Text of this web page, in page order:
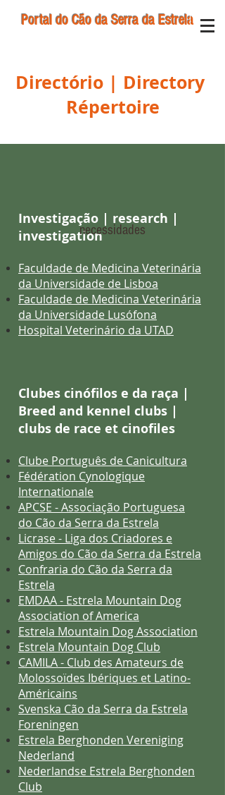
Portal do Cão da Serra da Estrela
Directório | Directory
Répertoire
Investigação | research |
investigation
Faculdade de Medicina Veterinária
da Universidade de Lisboa
Faculdade de Medicina Veterinária
da Universidade Lusófona
Hospital Veterinário da UTAD
Clubes cinófilos e da raça |
Breed and kennel clubs |
clubs de race et cinofiles
Clube Português de Canicultura
Fédération Cynologique
Internationale
APCSE - Associação Portuguesa
do Cão da Serra da Estrela
Licrase - Liga dos Criadores e
Amigos do Cão da Serra da Estrela
Confraria do Cão da Serra da
Estrela
EMDAA - Estrela Mountain Dog
Association of America
Estrela Mountain Dog Association
Estrela Mountain Dog Club
CAMILA - Club des Amateurs de
Molossoïdes Ibériques et Latino-
Américains
Svenska Cão da Serra da Estrela
Foreningen
Estrela Berghonden Vereniging
Nederland
Nederlandse Estrela Berghonden
Club
necessidades